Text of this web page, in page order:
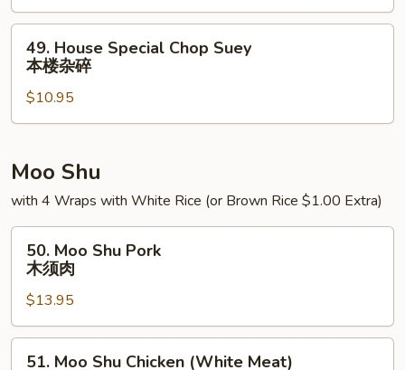
杂
House
Special
Chop
Suey
楼
碎
49. House Special Chop Suey
本楼杂碎
$10.95
Moo Shu
with 4 Wraps with White Rice (or Brown Rice $1.00 Extra)
Moo
Shu
Pork
木
须
50. Moo Shu Pork
木须肉
$13.95
51. Moo Shu Chicken (White Meat)